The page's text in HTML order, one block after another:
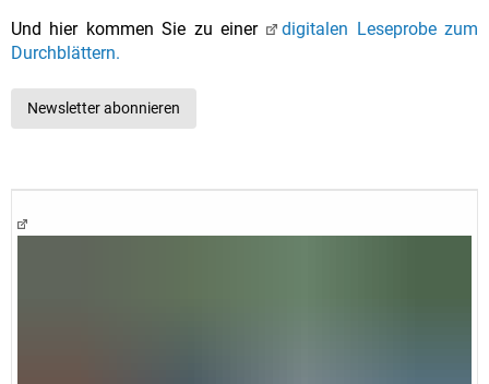
Und hier kommen Sie zu einer
digitalen Leseprobe zum
Durchblättern.
Newsletter abonnieren